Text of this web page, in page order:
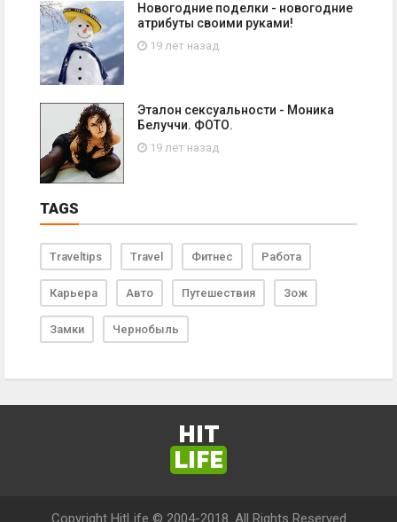
Новогодние поделки - новогодние
атрибуты своими руками!
19 лет назад
Эталон сексуальности - Моника
Белуччи. ФОТО.
19 лет назад
TAGS
Traveltips Travel Фитнес Работа
Карьера Авто Путешествия Зож
Замки Чернобыль
HIT
LIFE
Copyright HitLife © 2004-2018. All Rights Reserved